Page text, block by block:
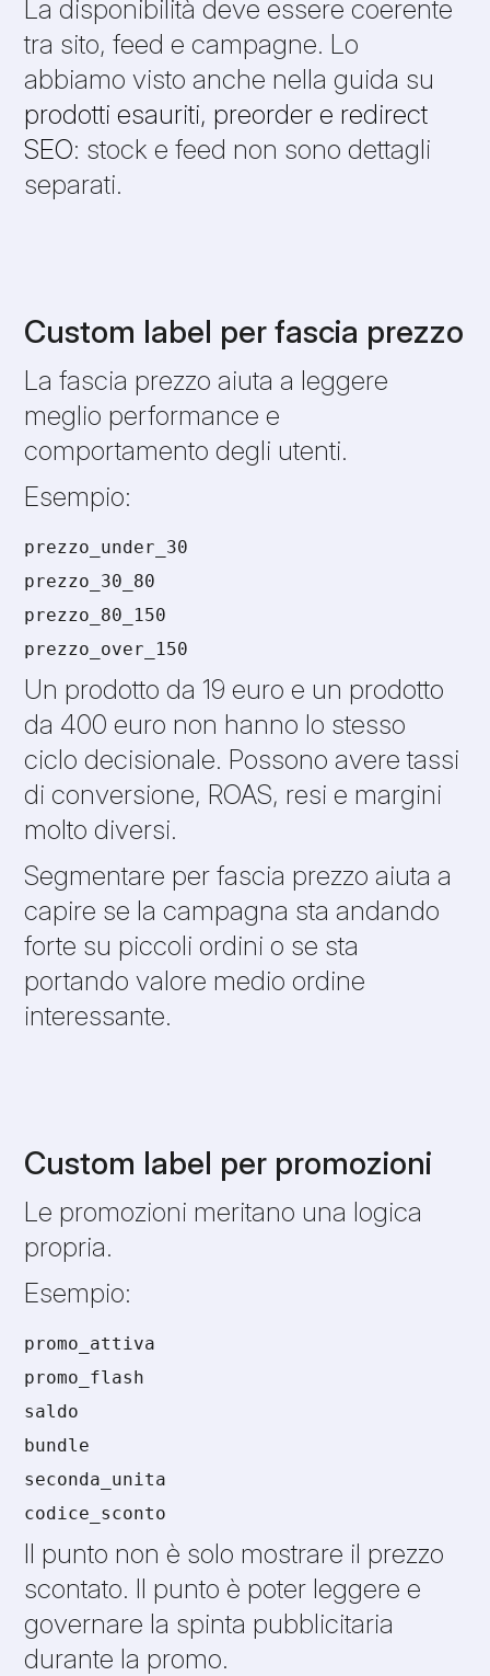
La disponibilità deve essere coerente
tra sito, feed e campagne. Lo
abbiamo visto anche nella guida su
prodotti esauriti, preorder e redirect
SEO: stock e feed non sono dettagli
separati.
Custom label per fascia prezzo
La fascia prezzo aiuta a leggere
meglio performance e
comportamento degli utenti.
Esempio:
prezzo_under_30
prezzo_30_80
prezzo_80_150
prezzo_over_150
Un prodotto da 19 euro e un prodotto
da 400 euro non hanno lo stesso
ciclo decisionale. Possono avere tassi
di conversione, ROAS, resi e margini
molto diversi.
Segmentare per fascia prezzo aiuta a
capire se la campagna sta andando
forte su piccoli ordini o se sta
portando valore medio ordine
interessante.
Custom label per promozioni
Le promozioni meritano una logica
propria.
Esempio:
promo_attiva
promo_flash
saldo
bundle
seconda_unita
codice_sconto
Il punto non è solo mostrare il prezzo
scontato. Il punto è poter leggere e
governare la spinta pubblicitaria
durante la promo.